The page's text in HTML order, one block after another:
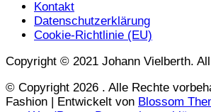
Kontakt
Datenschutzerklärung
Cookie-Richtlinie (EU)
Copyright © 2021 Johann Vielberth.
© Copyright 2026 . Alle Rechte
Fashion | Entwickelt von Blossom